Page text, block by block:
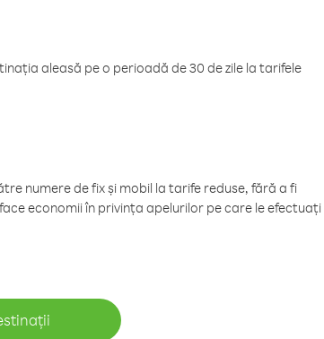
aleasă pe o perioadă de 30 de zile la tarifele
numere de fix și mobil la tarife reduse, fără a fi
economii în privința apelurilor pe care le efectuați